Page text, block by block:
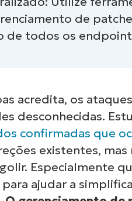
de patches do
de
de todos os
acredita, os
desconhecidas.
confirmadas que
existentes, mas
Especialmente
ajudar a